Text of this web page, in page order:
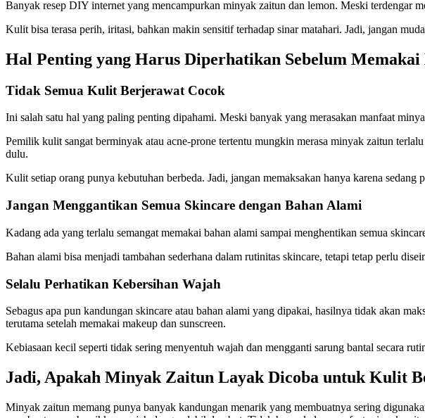
Banyak resep DIY internet yang mencampurkan minyak zaitun dan lemon. Meski terdengar
Kulit bisa terasa perih, iritasi, bahkan makin sensitif terhadap sinar matahari. Jadi, jangan
Hal Penting yang Harus Diperhatikan Sebelum
Tidak Semua Kulit Berjerawat Cocok
Ini salah satu hal yang paling penting dipahami. Meski banyak yang merasakan manfaat
Pemilik kulit sangat berminyak atau acne-prone tertentu mungkin merasa minyak zaitun
dulu.
Kulit setiap orang punya kebutuhan berbeda. Jadi, jangan memaksakan hanya karena sedang
Jangan Menggantikan Semua Skincare dengan Bahan Alami
Kadang ada yang terlalu semangat memakai bahan alami sampai menghentikan semua
Bahan alami bisa menjadi tambahan sederhana dalam rutinitas skincare, tetapi tetap perlu
Selalu Perhatikan Kebersihan Wajah
Sebagus apa pun kandungan skincare atau bahan alami yang dipakai, hasilnya tidak akan
terutama setelah memakai makeup dan sunscreen.
Kebiasaan kecil seperti tidak sering menyentuh wajah dan mengganti sarung bantal secara
Jadi, Apakah Minyak Zaitun Layak Dicoba untuk Kulit
Minyak zaitun memang punya banyak kandungan menarik yang membuatnya sering